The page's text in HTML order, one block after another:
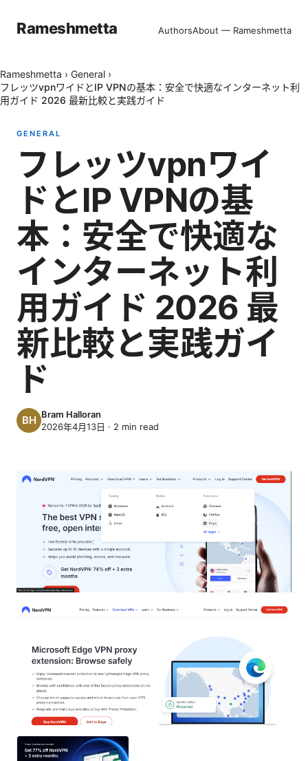
Rameshmetta AuthorsAbout — Rameshmetta
Rameshmetta › General ›
フレッツvpnワイドとIP VPNの基本：安全で快適なインターネット利
用ガイド 2026 最新比較と実践ガイド
GENERAL
フレッツvpnワイ
ドとIP VPNの基
本：安全で快適な
インターネット利
用ガイド 2026 最
新比較と実践ガイ
ド
Bram Halloran
2026年4月13日 · 2 min read